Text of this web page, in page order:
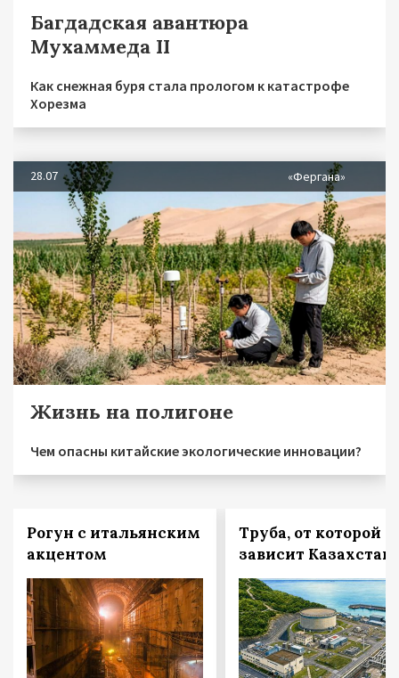
Багдадская авантюра
Мухаммеда II
Как снежная буря стала прологом к катастрофе
Хорезма
28.07 «Фергана»
Жизнь на полигоне
Чем опасны китайские экологические инновации?
Рогун с итальянским
акцентом
Труба, от которой
зависит Казахстан